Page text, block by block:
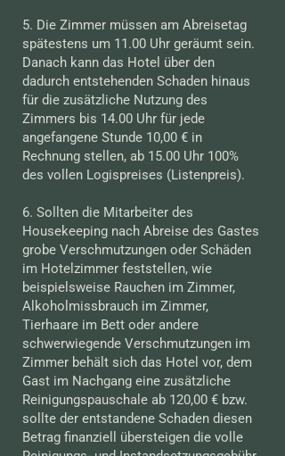
5. Die Zimmer müssen am Abreisetag
spätestens um 11.00 Uhr geräumt sein.
Danach kann das Hotel über den
dadurch entstehenden Schaden hinaus
für die zusätzliche Nutzung des
Zimmers bis 14.00 Uhr für jede
angefangene Stunde 10,00 € in
Rechnung stellen, ab 15.00 Uhr 100%
des vollen Logispreises (Listenpreis).
6. Sollten die Mitarbeiter des
Housekeeping nach Abreise des Gastes
grobe Verschmutzungen oder Schäden
im Hotelzimmer feststellen, wie
beispielsweise Rauchen im Zimmer,
Alkoholmissbrauch im Zimmer,
Tierhaare im Bett oder andere
schwerwiegende Verschmutzungen im
Zimmer behält sich das Hotel vor, dem
Gast im Nachgang eine zusätzliche
Reinigungspauschale ab 120,00 € bzw.
sollte der entstandene Schaden diesen
Betrag finanziell übersteigen die volle